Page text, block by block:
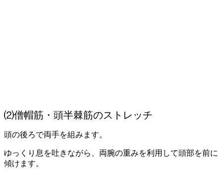
⑵僧帽筋・頭半棘筋のストレッチ
頭の後ろで両手を組みます。
ゆっくり息を吐きながら、両腕の重みを利用して頭部を前に
傾けます。